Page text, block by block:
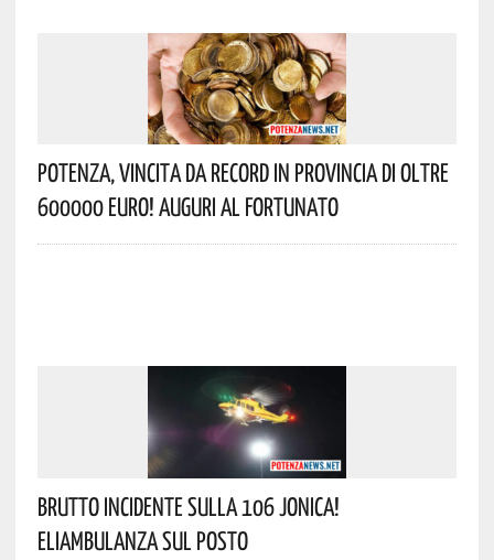
Potenza, Vincita Da Record In Provincia Di Oltre
600000 Euro! Auguri Al Fortunato
Brutto Incidente Sulla 106 Jonica!
Eliambulanza Sul Posto